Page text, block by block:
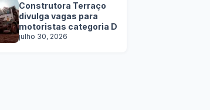
Construtora Terraço
divulga vagas para
motoristas categoria D
julho 30, 2026